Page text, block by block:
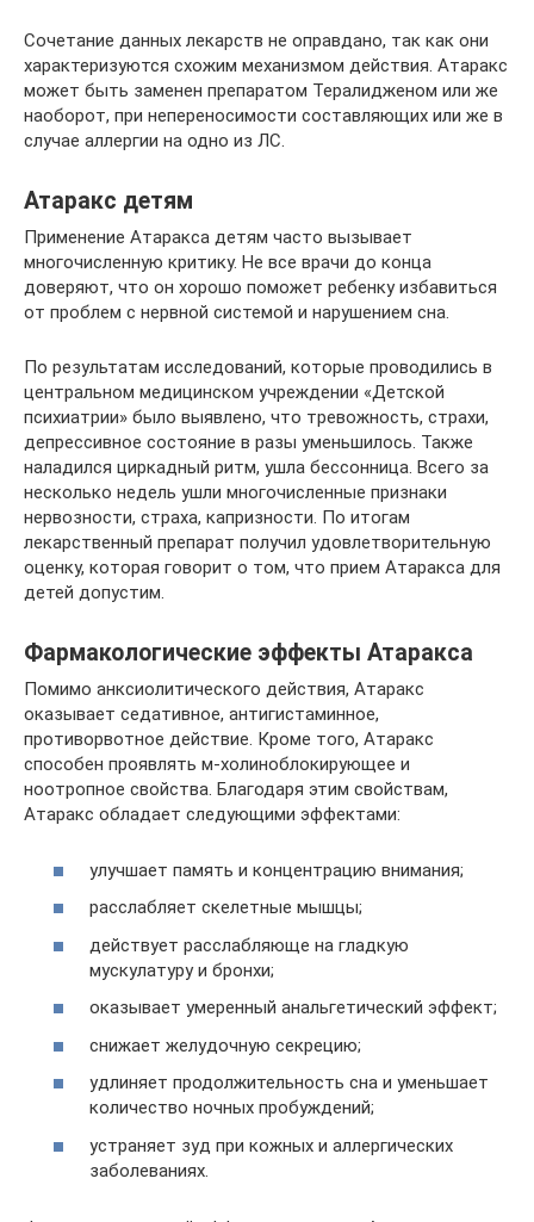
Сочетание данных лекарств не оправдано, так как они
характеризуются схожим механизмом действия. Атаракс
может быть заменен препаратом Тералидженом или же
наоборот, при непереносимости составляющих или же в
случае аллергии на одно из ЛС.
Атаракс детям
Применение Атаракса детям часто вызывает
многочисленную критику. Не все врачи до конца
доверяют, что он хорошо поможет ребенку избавиться
от проблем с нервной системой и нарушением сна.
По результатам исследований, которые проводились в
центральном медицинском учреждении «Детской
психиатрии» было выявлено, что тревожность, страхи,
депрессивное состояние в разы уменьшилось. Также
наладился циркадный ритм, ушла бессонница. Всего за
несколько недель ушли многочисленные признаки
нервозности, страха, капризности. По итогам
лекарственный препарат получил удовлетворительную
оценку, которая говорит о том, что прием Атаракса для
детей допустим.
Фармакологические эффекты Атаракса
Помимо анксиолитического действия, Атаракс
оказывает седативное, антигистаминное,
противорвотное действие. Кроме того, Атаракс
способен проявлять м-холиноблокирующее и
ноотропное свойства. Благодаря этим свойствам,
Атаракс обладает следующими эффектами:
улучшает память и концентрацию внимания;
расслабляет скелетные мышцы;
действует расслабляюще на гладкую
мускулатуру и бронхи;
оказывает умеренный анальгетический эффект;
снижает желудочную секрецию;
удлиняет продолжительность сна и уменьшает
количество ночных пробуждений;
устраняет зуд при кожных и аллергических
заболеваниях.